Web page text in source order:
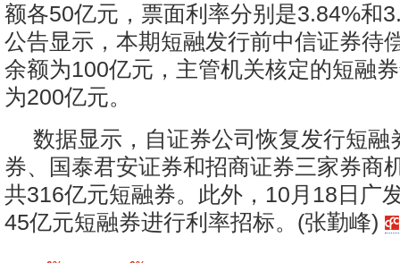
额各50亿元，票面利率分别是3.84%和
公告显示，本期短融发行前中信证券待
余额为100亿元，主管机关核定的短融
为200亿元。
数据显示，自证券公司恢复发行短融
券、国泰君安证券和招商证券三家券商
共316亿元短融券。此外，10月18日广
45亿元短融券进行利率招标。(张勤峰)